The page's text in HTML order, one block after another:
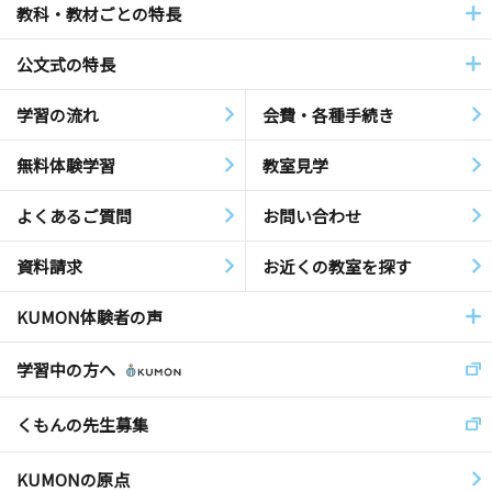
教科・教材ごとの特長
公文式の特長
学習の流れ 会費・各種手続き
無料体験学習 教室見学
よくあるご質問 お問い合わせ
資料請求 お近くの教室を探す
KUMON体験者の声
学習中の方へ
くもんの先生募集
KUMONの原点